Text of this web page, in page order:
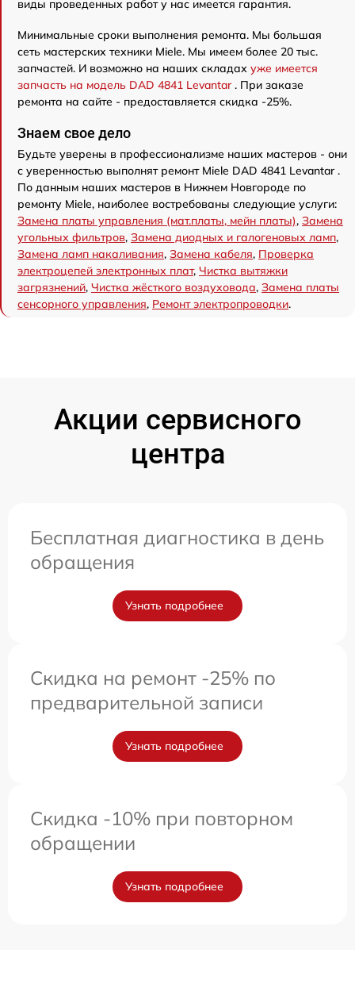
виды проведенных работ у нас имеется гарантия.
Минимальные сроки выполнения ремонта. Мы большая
сеть мастерских техники Miele. Мы имеем более 20 тыс.
запчастей. И возможно на наших складах уже имеется
запчасть на модель DAD 4841 Levantar. При заказе
ремонта на сайте - предоставляется скидка -25%.
Знаем свое дело
Будьте уверены в профессионализме наших мастеров - они
с уверенностью выполнят ремонт Miele DAD 4841 Levantar .
По данным наших мастеров в Нижнем Новгороде по
ремонту Miele, наиболее востребованы следующие услуги:
Замена платы управления (мат.платы, мейн платы), Замена
угольных фильтров, Замена диодных и галогеновых ламп,
Замена ламп накаливания, Замена кабеля, Проверка
электроцепей электронных плат, Чистка вытяжки
загрязнений, Чистка жёсткого воздуховода, Замена платы
сенсорного управления, Ремонт электропроводки.
Акции сервисного
центра
Бесплатная диагностика в день
обращения
Узнать подробнее
Скидка на ремонт -25% по
предварительной записи
Узнать подробнее
Скидка -10% при повторном
обращении
Узнать подробнее